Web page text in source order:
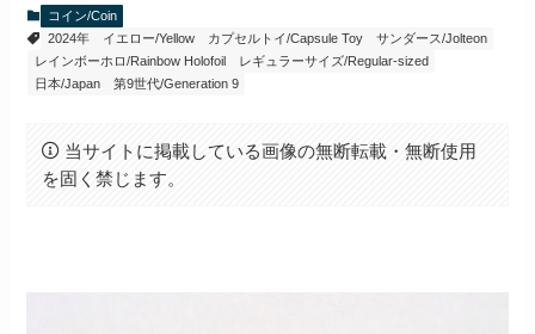
コイン/Coin
2024年
イエロー/Yellow カプセルトイ/Capsule Toy
サンダース/Jolteon
レインボーホロ/Rainbow Holofoil
レギュラーサイズ/Regular-sized
日本/Japan
第9世代/Generation 9
当サイトに掲載している画像の無断転載・無断使用
を固く禁じます。